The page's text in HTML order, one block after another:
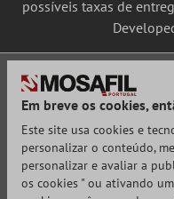
possíveis taxas de
Em breve os cookies,
Este site usa cookies e
personalizar o conteúdo,
personalizar e avaliar a
os cookies " ou ativando